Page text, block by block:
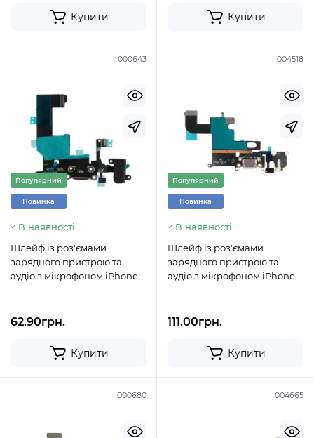
Купити Купити
000643
Популярний
Новинка
В наявності
Шлейф із роз'ємами
зарядного пристрою та
аудіо з мікрофоном iPhone
62.90грн.
Купити
004518
Популярний
Новинка
В наявності
Шлейф із роз'ємами
зарядного пристрою та
аудіо з мікрофоном iPhone 6
111.00грн.
Купити
000680 004665